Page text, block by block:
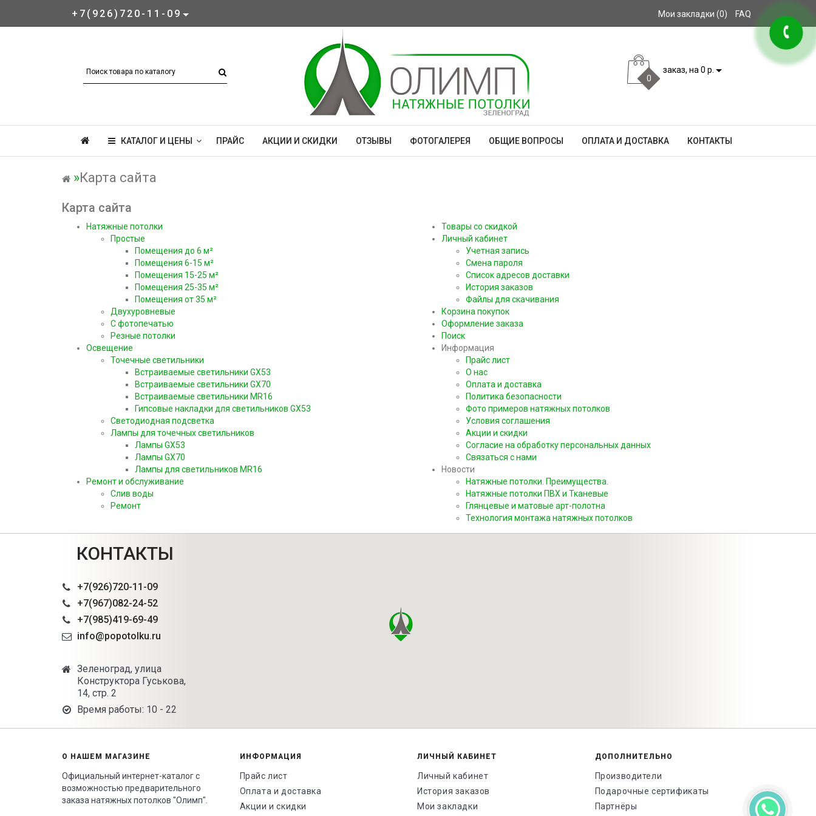
+7(926)720-11-09 Мои закладки (0) FAQ
0
заказ, на 0 р.
КАТАЛОГ И ЦЕНЫ ПРАЙС АКЦИИ И СКИДКИ ОТЗЫВЫ ФОТОГАЛЕРЕЯ ОБЩИЕ ВОПРОСЫ ОПЛАТА И ДОСТАВКА КОНТАКТЫ
Карта сайта
Карта сайта
Натяжные потолки
Простые
Помещения до 6 м²
Помещения 6-15 м²
Помещения 15-25 м²
Помещения 25-35 м²
Помещения от 35 м²
Двухуровневые
С фотопечатью
Резные потолки
Освещение
Точечные светильники
Встраиваемые светильники GX53
Встраиваемые светильники GX70
Встраиваемые светильники MR16
Гипсовые накладки для светильников GX53
Светодиодная подсветка
Лампы для точечных светильников
Лампы GX53
Лампы GX70
Лампы для светильников MR16
Ремонт и обслуживание
Слив воды
Ремонт
Товары со скидкой
Личный кабинет
Учетная запись
Смена пароля
Список адресов доставки
История заказов
Файлы для скачивания
Корзина покупок
Оформление заказа
Поиск
Информация
Прайс лист
О нас
Оплата и доставка
Политика безопасности
Фото примеров натяжных потолков
Условия соглашения
Акции и скидки
Согласие на обработку персональных данных
Связаться с нами
Новости
Натяжные потолки. Преимущества.
Натяжные потолки ПВХ и Тканевые
Глянцевые и матовые арт-полотна
Технология монтажа натяжных потолков
КОНТАКТЫ
+7(926)720-11-09
+7(967)082-24-52
+7(985)419-69-49
info@popotolku.ru
Зеленоград, улица
Конструктора Гуськова,
14, стр. 2
Время работы: 10 - 22
О НАШЕМ МАГАЗИНЕ
Официальный интернет-каталог с
возможностью предварительного
заказа натяжных потолков "Олимп".
ИНФОРМАЦИЯ
Прайс лист
Оплата и доставка
Акции и скидки
ЛИЧНЫЙ КАБИНЕТ
Личный кабинет
История заказов
Мои закладки
ДОПОЛНИТЕЛЬНО
Производители
Подарочные сертификаты
Партнёры